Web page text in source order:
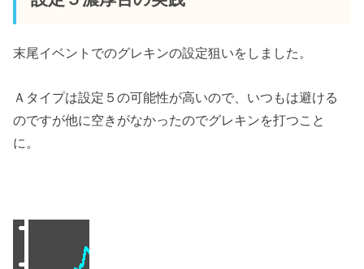
末尾イベントでのグレキンの設定狙いをしました。
Ａタイプは設定５の可能性が高いので、いつもは避ける
のですが他に空きがなかったのでグレキンを打つこと
に。